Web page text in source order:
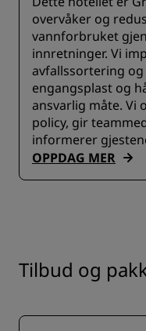
overvåker og
vannforbruket
innretninger. Vi
avfallssortering
engangsplast og
ansvarlig måte.
policy, gir
informerer
OPPDAG MER
Tilbud og